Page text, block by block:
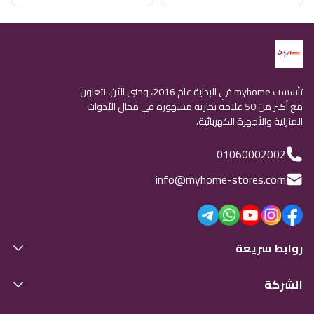
تأسست myhome في البداية عام 2016، وحتى الآن، نتعاون
مع أكثر من 50 علامة تجارية مشهورة في مجال الأدوات
المنزلية والأجهزة الكهربائية.
01060002002
info@myhome-stores.com
روابط سريعة
الشركة